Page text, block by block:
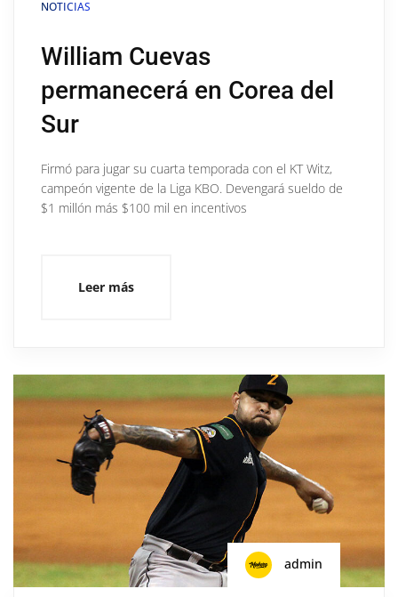
NOTICIAS
William Cuevas
permanecerá en Corea del
Sur
Firmó para jugar su cuarta temporada con el KT Witz,
campeón vigente de la Liga KBO. Devengará sueldo de
$1 millón más $100 mil en incentivos
Leer más
admin